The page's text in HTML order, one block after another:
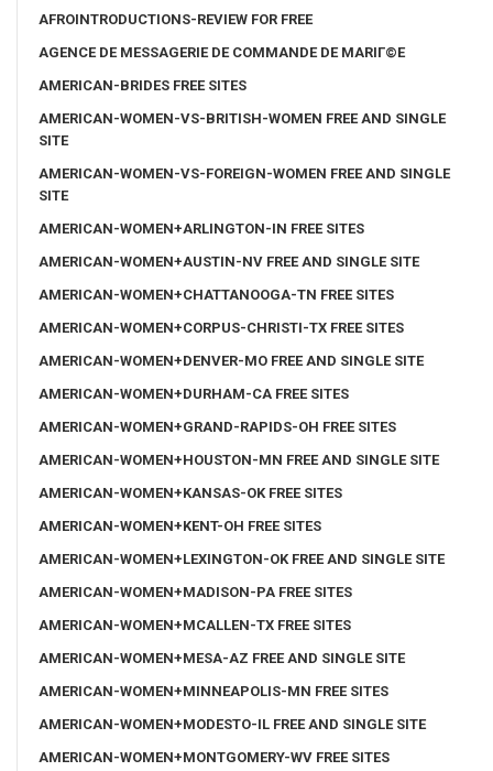
AFROINTRODUCTIONS-REVIEW FOR FREE
AGENCE DE MESSAGERIE DE COMMANDE DE MARIГ©E
AMERICAN-BRIDES FREE SITES
AMERICAN-WOMEN-VS-BRITISH-WOMEN FREE AND SINGLE
SITE
AMERICAN-WOMEN-VS-FOREIGN-WOMEN FREE AND SINGLE
SITE
AMERICAN-WOMEN+ARLINGTON-IN FREE SITES
AMERICAN-WOMEN+AUSTIN-NV FREE AND SINGLE SITE
AMERICAN-WOMEN+CHATTANOOGA-TN FREE SITES
AMERICAN-WOMEN+CORPUS-CHRISTI-TX FREE SITES
AMERICAN-WOMEN+DENVER-MO FREE AND SINGLE SITE
AMERICAN-WOMEN+DURHAM-CA FREE SITES
AMERICAN-WOMEN+GRAND-RAPIDS-OH FREE SITES
AMERICAN-WOMEN+HOUSTON-MN FREE AND SINGLE SITE
AMERICAN-WOMEN+KANSAS-OK FREE SITES
AMERICAN-WOMEN+KENT-OH FREE SITES
AMERICAN-WOMEN+LEXINGTON-OK FREE AND SINGLE SITE
AMERICAN-WOMEN+MADISON-PA FREE SITES
AMERICAN-WOMEN+MCALLEN-TX FREE SITES
AMERICAN-WOMEN+MESA-AZ FREE AND SINGLE SITE
AMERICAN-WOMEN+MINNEAPOLIS-MN FREE SITES
AMERICAN-WOMEN+MODESTO-IL FREE AND SINGLE SITE
AMERICAN-WOMEN+MONTGOMERY-WV FREE SITES